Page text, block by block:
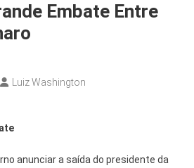
Embate Entre
Luiz Washington
anunciar a saída do presidente da